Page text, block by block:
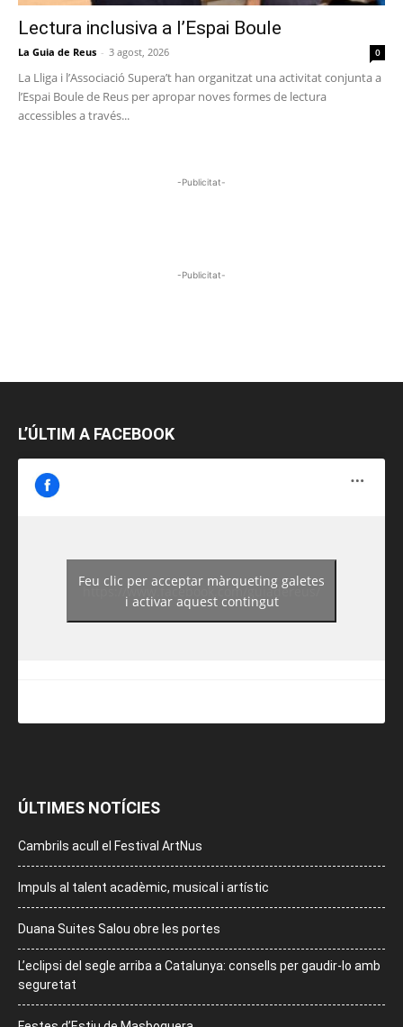
Lectura inclusiva a l’Espai Boule
La Guia de Reus - 3 agost, 2026 0
La Lliga i l’Associació Supera’t han organitzat una activitat conjunta a
l’Espai Boule de Reus per apropar noves formes de lectura
accessibles a través...
-Publicitat-
-Publicitat-
L’ÚLTIM A FACEBOOK
https://www.facebook.com/guiadereus/
Feu clic per acceptar màrqueting galetes
i activar aquest contingut
ÚLTIMES NOTÍCIES
Cambrils acull el Festival ArtNus
Impuls al talent acadèmic, musical i artístic
Duana Suites Salou obre les portes
L’eclipsi del segle arriba a Catalunya: consells per gaudir-lo amb
seguretat